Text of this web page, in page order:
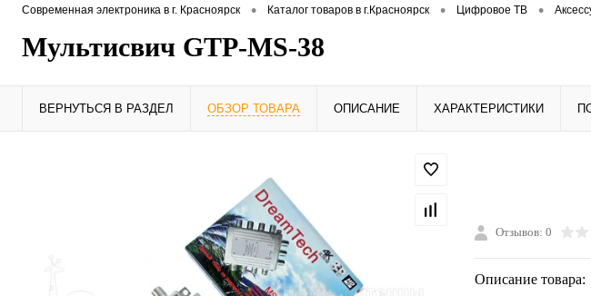
Современная электроника в г. Красноярск • Каталог товаров в г.Красноярск • Цифровое ТВ •
Мультисвич GTP-MS-38
ВЕРНУТЬСЯ В РАЗДЕЛ ОБЗОР ТОВАРА ОПИСАНИЕ ХАРАКТЕРИСТИКИ
Отзывов: 0
Описание товара: